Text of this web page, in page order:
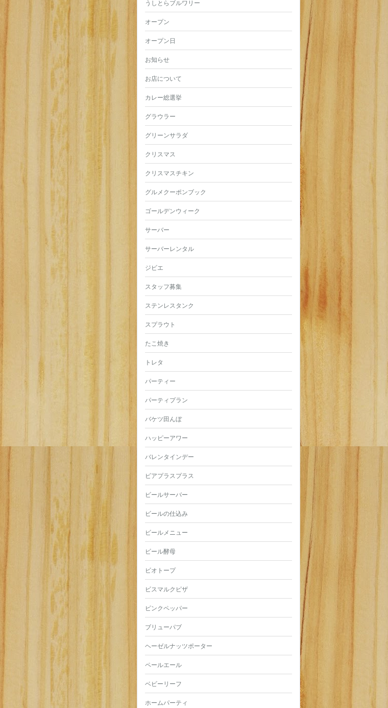
うしとらブルワリー
オープン
オープン日
お知らせ
お店について
カレー総選挙
グラウラー
グリーンサラダ
クリスマス
クリスマスチキン
グルメクーポンブック
ゴールデンウィーク
サーバー
サーバーレンタル
ジビエ
スタッフ募集
ステンレスタンク
スプラウト
たこ焼き
トレタ
パーティー
パーティプラン
バケツ田んぼ
ハッピーアワー
バレンタインデー
ビアプラスプラス
ビールサーバー
ビールの仕込み
ビールメニュー
ビール酵母
ビオトープ
ビスマルクピザ
ピンクペッパー
ブリューパブ
ヘーゼルナッツポーター
ペールエール
ベビーリーフ
ホームパーティ